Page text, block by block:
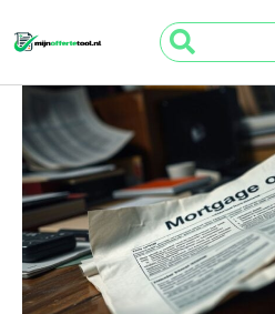
naar
de
inhoud
Search
...